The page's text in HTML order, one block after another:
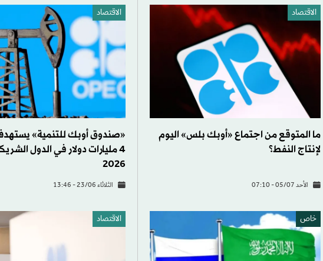
الاقتصاد
ما المتوقع من اجتماع «أوبك بلس» اليوم
لإنتاج النفط؟
الأحد 05/07 - 07:10
الاقتصاد
«صندوق أوبك للتنمية»
4 مليارات دولار في الدول
2026
الثلاثاء 23/06 - 13:46
خاص الاقتصاد